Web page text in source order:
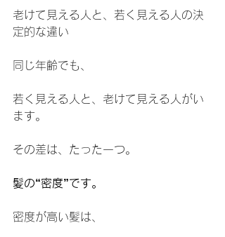
老けて見える人と、若く見える人の決
定的な違い
同じ年齢でも、
若く見える人と、老けて見える人がい
ます。
その差は、たった一つ。
髪の“密度”です。
密度が高い髪は、